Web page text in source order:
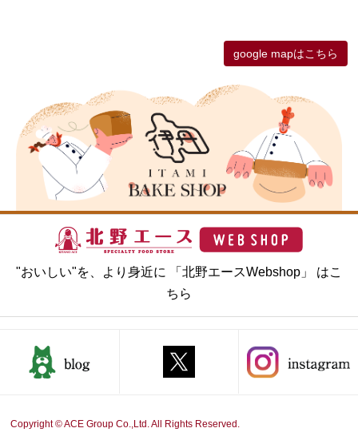
google mapはこちら
"おいしい"を、より身近に 「北野エースWebshop」 はこ
ちら
Copyright © ACE Group Co.,Ltd. All Rights Reserved.